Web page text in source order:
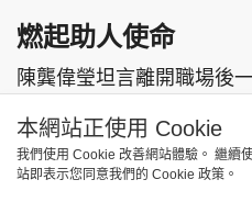
燃起助人使命
陳龔偉瑩坦言離開職場後
命，希望幫助社會有需要
「兒童發展配對基金」負
本網站正使用 Cookie
我們使用 Cookie 改善網站體驗。 繼續
站即表示您同意我們的 Cookie 政策。